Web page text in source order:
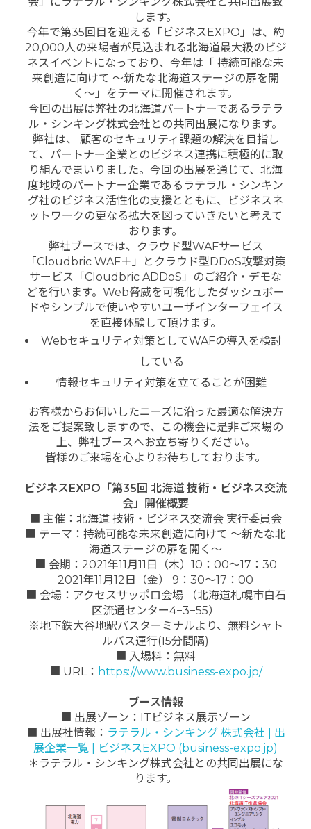
します。
今年で第35回目を迎える「ビジネスEXPO」は、約
20,000人の来場者が見込まれる北海道最大級のビジ
ネスイベントになっており、今年は「 持続可能な未
来創造に向けて 〜新たな北海道ステージの扉を開
く〜」をテーマに開催されます。
今回の出展は弊社の北海道パートナーであるラテラ
ル・シンキング株式会社との共同出展になります。
弊社は、 顧客のセキュリティ課題の解決を目指し
て、パートナー企業とのビジネス連携に積極的に取
り組んでまいりました。今回の出展を通じて、北海
度地域のパートナー企業であるラテラル・シンキン
グ社のビジネス活性化の支援とともに、ビジネスネ
ットワークの更なる拡大を図っていきたいと考えて
おります。
弊社ブースでは、クラウド型WAFサービス
「Cloudbric WAF＋」とクラウド型DDoS攻撃対策
サービス「Cloudbric ADDoS」のご紹介・デモな
どを行います。Web脅威を可視化したダッシュボー
ドやシンプルで使いやすいユーザインターフェイス
を直接体験して頂けます。
Webセキュリティ対策としてWAFの導入を検討
している
情報セキュリティ対策を立てることが困難
お客様からお伺いしたニーズに沿った最適な解決方
法をご提案致しますので、この機会に是非ご来場の
上、弊社ブースへお立ち寄りください。
皆様のご来場を心よりお待ちしております。
ビジネスEXPO 「第35 回 北海道 技術・ビジネス交流
会」開催概要
■ 主催：北海道 技術・ビジネス交流会 実行委員会
■ テーマ：持続可能な未来創造に向けて 〜新たな北
海道ステージの扉を開く〜
■ 会期：2021年11月11日（木）10：00～17：30
2021年11月12日（金） 9：30～17：00
■ 会場：アクセスサッポロ会場 （北海道札幌市白石
区流通センター4−3−55）
※地下鉄大谷地駅バスターミナルより、無料シャト
ルバス運行(15分間隔)
■ 入場料：無料
■ URL： https://www.business-expo.jp/
ブース情報
■ 出展ゾーン：ITビジネス展示ゾーン
■ 出展社情報： ラテラル・シンキング 株式会社 | 出
展企業一覧 | ビジネスEXPO (business-expo.jp)
＊ラテラル・シンキング株式会社との共同出展にな
ります。